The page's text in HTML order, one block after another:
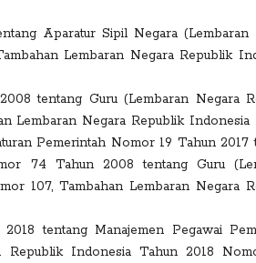
Aparatur Sipil Negara (Lembaran
Lembaran Negara Republik
tentang Guru (Lembaran Negara
Lembaran Negara Republik
Pemerintah Nomor 19 Tahun 2017
74 Tahun 2008 tentang Guru
107, Tambahan Lembaran Negara
tentang Manajemen Pegawai
Republik Indonesia Tahun 2018